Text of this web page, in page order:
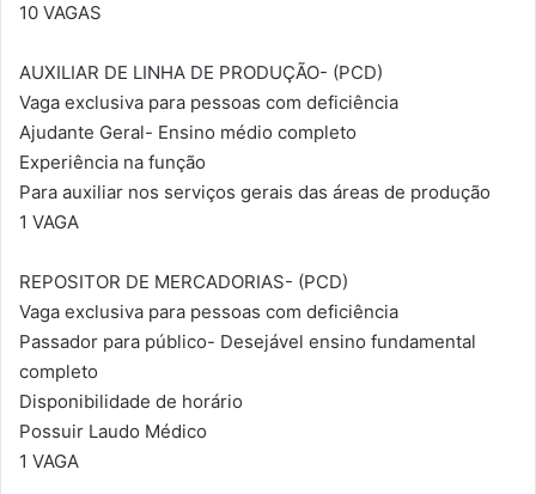
10 VAGAS
AUXILIAR DE LINHA DE PRODUÇÃO- (PCD)
Vaga exclusiva para pessoas com deficiência
Ajudante Geral- Ensino médio completo
Experiência na função
Para auxiliar nos serviços gerais das áreas de produção
1 VAGA
REPOSITOR DE MERCADORIAS- (PCD)
Vaga exclusiva para pessoas com deficiência
Passador para público- Desejável ensino fundamental
completo
Disponibilidade de horário
Possuir Laudo Médico
1 VAGA